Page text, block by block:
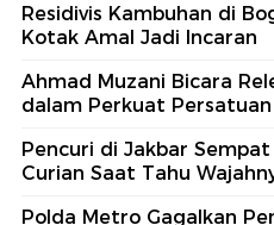
Residivis Kambuhan di
Kotak Amal Jadi Incaran
Ahmad Muzani Bicara
dalam Perkuat Persatuan
Pencuri di Jakbar
Curian Saat Tahu
Polda Metro Gagalkan